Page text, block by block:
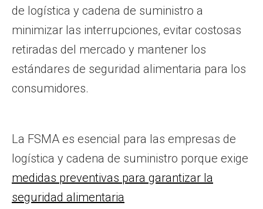
de logística y cadena de suministro a
minimizar las interrupciones, evitar costosas
retiradas del mercado y mantener los
estándares de seguridad alimentaria para los
consumidores.
La FSMA es esencial para las empresas de
logística y cadena de suministro porque exige
medidas preventivas para garantizar la
seguridad alimentaria